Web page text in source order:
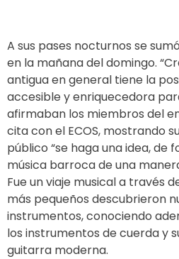
A sus pases nocturnos se
en la mañana del domingo.
antigua en general tiene la
accesible y enriquecedora
afirmaban los miembros del
cita con el ECOS, mostrando
público “se haga una idea, de
música barroca de una
Fue un viaje musical a través
más pequeños descubrieron
instrumentos, conociendo
los instrumentos de cuerda y
guitarra moderna.